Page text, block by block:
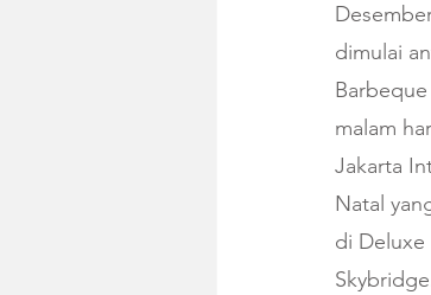
dimulai
malam
Jakarta
Natal
di Deluxe